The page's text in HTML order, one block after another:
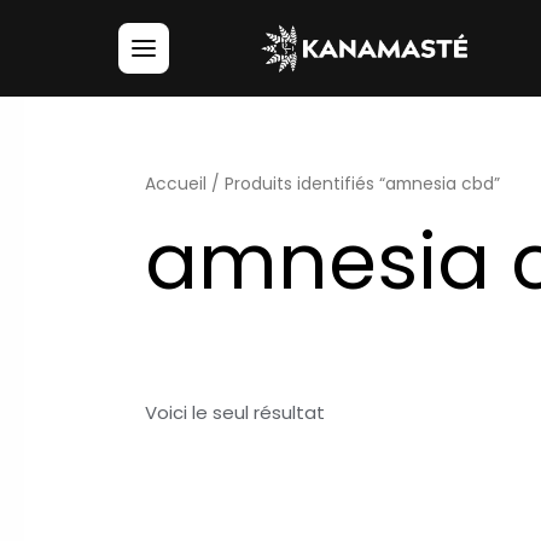
Accueil / Produits identifiés “amnesia cbd”
amnesia
Voici le seul résultat